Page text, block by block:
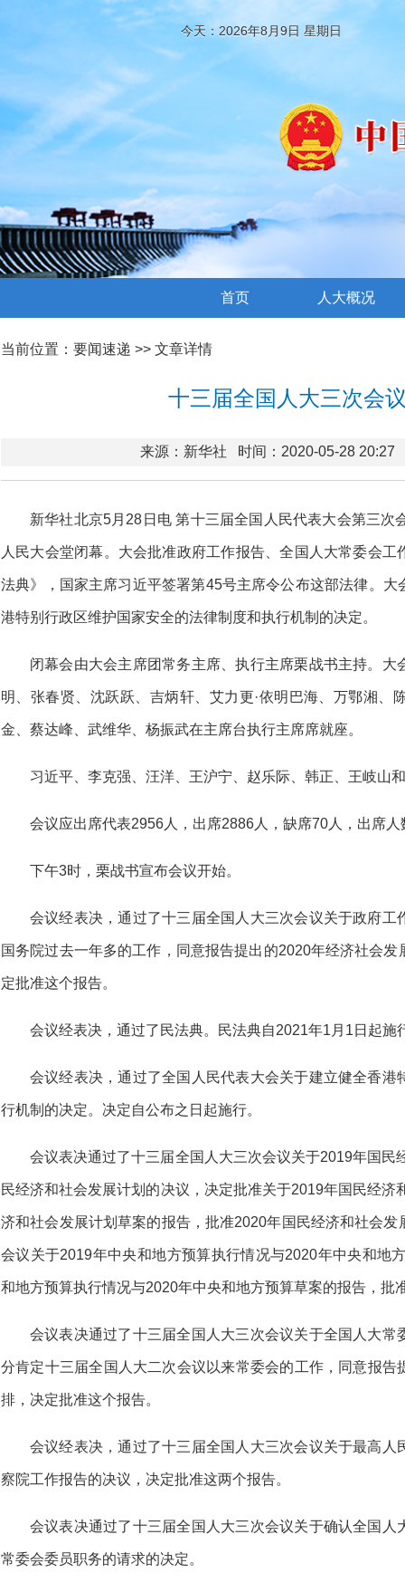
今天：2026年8月9日 星期日
首页 人大概况
当前位置： 要闻速递 >> 文章详情
十三届全国人大三次会
来源：新华社 时间：2020-05-28 20:27
新华社北京5月28日电 第十三届全国人民代表大会第三次
人民大会堂闭幕。大会批准政府工作报告、全国人大常委会
法典》，国家主席习近平签署第45号主席令公布这部法律。
港特别行政区维护国家安全的法律制度和执行机制的决定。
闭幕会由大会主席团常务主席、执行主席栗战书主持。
明、张春贤、沈跃跃、吉炳轩、艾力更·依明巴海、万鄂湘、
金、蔡达峰、武维华、杨振武在主席台执行主席席就座。
习近平、李克强、汪洋、王沪宁、赵乐际、韩正、王岐山
会议应出席代表2956人，出席2886人，缺席70人，出席
下午3时，栗战书宣布会议开始。
会议经表决，通过了十三届全国人大三次会议关于政府
国务院过去一年多的工作，同意报告提出的2020年经济社会
定批准这个报告。
会议经表决，通过了民法典。民法典自2021年1月1日起施
会议经表决，通过了全国人民代表大会关于建立健全香
行机制的决定。决定自公布之日起施行。
会议表决通过了十三届全国人大三次会议关于2019年国民
民经济和社会发展计划的决议，决定批准关于2019年国民经
济和社会发展计划草案的报告，批准2020年国民经济和社会
会议关于2019年中央和地方预算执行情况与2020年中央和地
和地方预算执行情况与2020年中央和地方预算草案的报告，批
会议表决通过了十三届全国人大三次会议关于全国人大
分肯定十三届全国人大二次会议以来常委会的工作，同意报
排，决定批准这个报告。
会议经表决，通过了十三届全国人大三次会议关于最高
察院工作报告的决议，决定批准这两个报告。
会议表决通过了十三届全国人大三次会议关于确认全国
常委会委员职务的请求的决定。